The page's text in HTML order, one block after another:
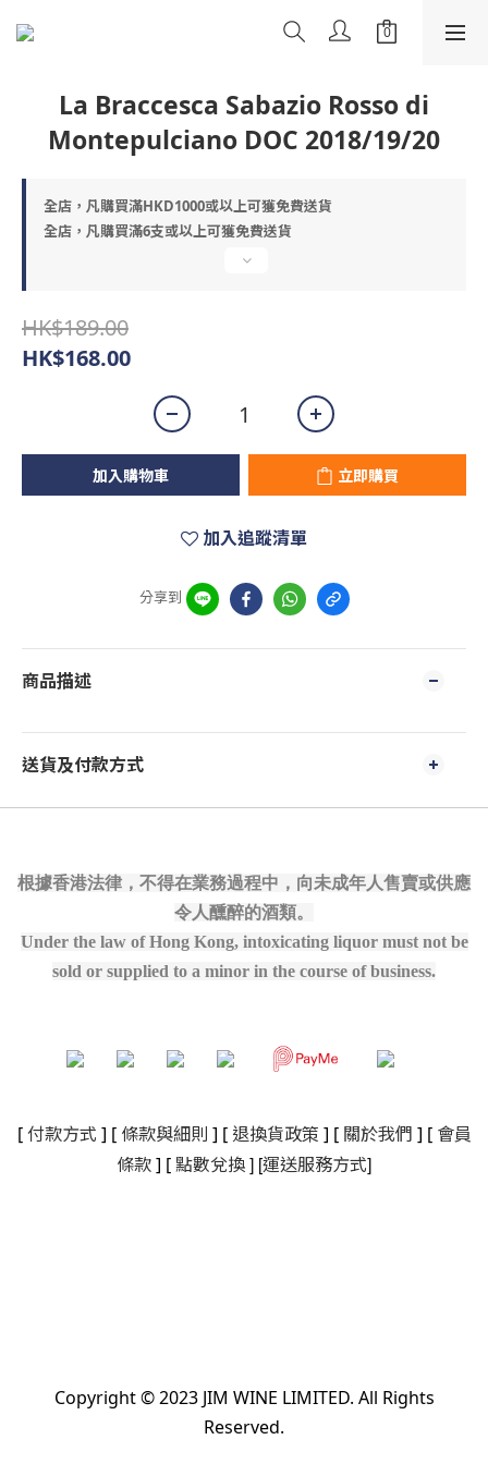
La Braccesca Sabazio Rosso di
Montepulciano DOC 2018/19/20
全店，凡購買滿HKD1000或以上可獲免費送貨
全店，凡購買滿6支或以上可獲免費送貨
HK$189.00
HK$168.00
加入購物車 立即購買
加入追蹤清單
分享到
商品描述
送貨及付款方式
根據香港法律，不得在業務過程中，向未成年人售賣或供應
令人醺醉的酒類。
Under the law of Hong Kong, intoxicating liquor must not be
sold or supplied to a minor in the course of business.
[ 付款方式 ] [ 條款與細則 ] [ 退換貨政策 ] [ 關於我們 ] [ 會員
條款] [點數兌換] [運送服務方式]
Copyright © 2023 JIM WINE LIMITED. All Rights
Reserved.